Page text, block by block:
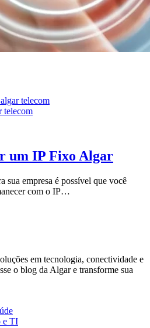
telecom
telecom
um IP Fixo Algar
sua empresa é possível que você
com o IP…
em tecnologia, conectividade e
o blog da Algar e transforme sua
e TI